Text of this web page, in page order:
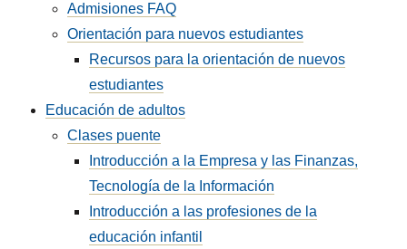
Admisiones FAQ
Orientación para nuevos estudiantes
Recursos para la orientación de nuevos
estudiantes
Educación de adultos
Clases puente
Introducción a la Empresa y las Finanzas,
Tecnología de la Información
Introducción a las profesiones de la
educación infantil